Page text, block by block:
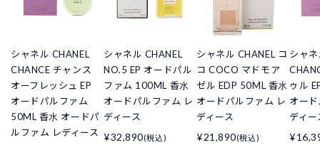
シャネル CHANEL
CHANCE チャンス
オーフレッシュ EP
オードパルファム
50ML 香水 オードパ
ルファム レディース
シャネル CHANEL
NO.5 EP オードパル
ファム 100ML 香水
オードパルファム レ
ディース
¥32,890(税込)
シャネル CHANEL コ
コ COCO マドモア
ゼル EDP 50ML 香水
オードパルファム レ
ディース
¥21,890(税込)
シャ
ゥル
オー
ディー